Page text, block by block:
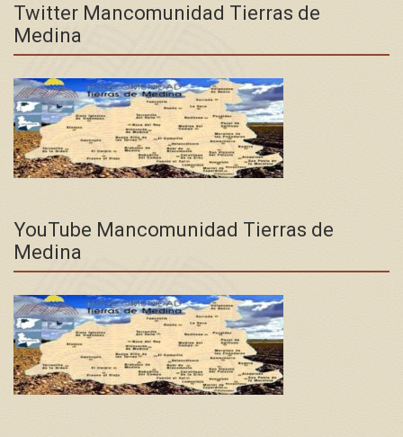
Twitter Mancomunidad Tierras de
Medina
YouTube Mancomunidad Tierras de
Medina